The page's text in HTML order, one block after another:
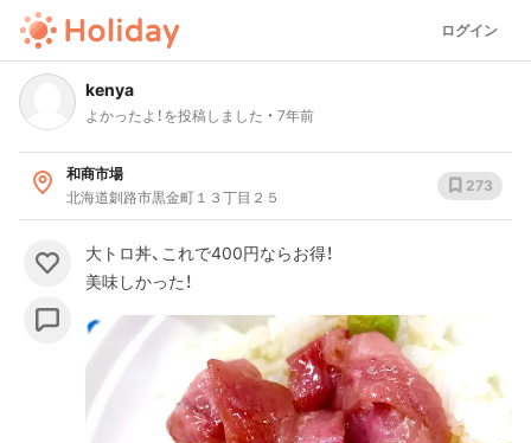
ログイン
kenya
よかったよ！を投稿しました 7年前
和商市場
北海道釧路市黒金町１３丁目２５
273
大トロ丼、これで400円ならお得！
美味しかった！